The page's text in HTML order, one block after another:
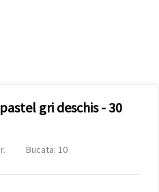
gri deschis - 30
Bucata: 10